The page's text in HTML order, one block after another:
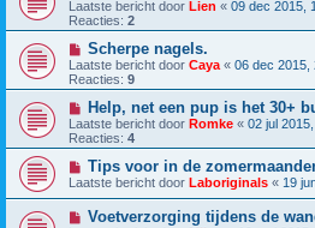
Laatste bericht door Lien « 09 dec 2015,
Reacties: 2
Scherpe nagels.
Laatste bericht door Caya « 06 dec 2015,
Reacties: 9
Help, net een pup is het 30+
Laatste bericht door Romke « 02 jul
Reacties: 4
Tips voor in de
Laatste bericht door Laboriginals « 19
Voetverzorging tijdens de